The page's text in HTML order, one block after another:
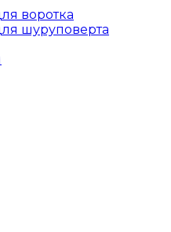
воротка
шуруповерта